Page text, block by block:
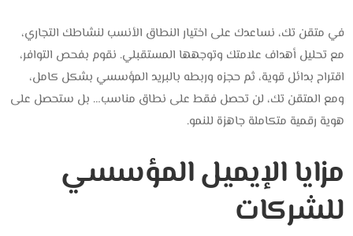
في متقن تك، نساعدك على اختيار النطاق الأنسب لنشاطك التجاري،
مع تحليل أهداف علامتك وتوجهها المستقبلي. نقوم بفحص التوافر،
اقتراح بدائل قوية، ثم حجزه وربطه بالبريد المؤسسي بشكل كامل،
ومع المتقن تك، لن تحصل فقط على نطاق مناسب… بل ستحصل على
هوية رقمية متكاملة جاهزة للنمو.
مزايا الإيميل المؤسسي
للشركات